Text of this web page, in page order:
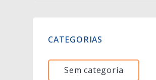
CATEGORIAS
Sem categoria